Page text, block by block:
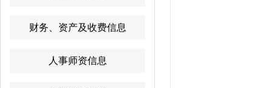
财务、资产及收费信息
人事师资信息